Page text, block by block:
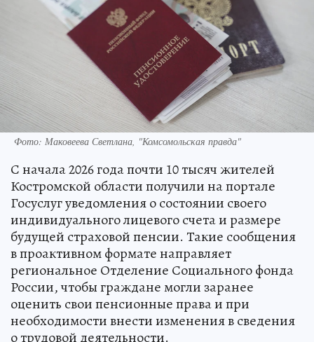
Фото: Маковеева Светлана, "Комсомольская правда"
С начала 2026 года почти 10 тысяч жителей
Костромской области получили на портале
Госуслуг уведомления о состоянии своего
индивидуального лицевого счета и размере
будущей страховой пенсии. Такие сообщения
в проактивном формате направляет
региональное Отделение Социального фонда
России, чтобы граждане могли заранее
оценить свои пенсионные права и при
необходимости внести изменения в сведения
о трудовой деятельности.